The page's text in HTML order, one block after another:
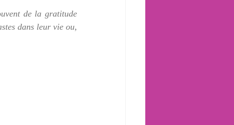
de la gratitude
dans leur vie ou,